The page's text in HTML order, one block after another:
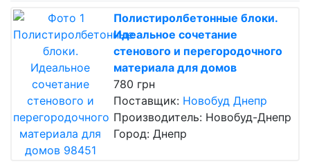
Полистиролбетонные блоки.
Идеальное сочетание
стенового и перегородочного
материала для домов
780 грн
Поставщик: Новобуд Днепр
Производитель: Новобуд-Днепр
Город: Днепр